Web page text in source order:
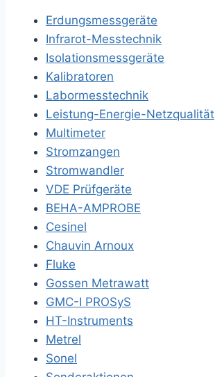
Erdungsmessgeräte
Infrarot-Messtechnik
Isolationsmessgeräte
Kalibratoren
Labormesstechnik
Leistung-Energie-Netzqualität
Multimeter
Stromzangen
Stromwandler
VDE Prüfgeräte
BEHA-AMPROBE
Cesinel
Chauvin Arnoux
Fluke
Gossen Metrawatt
GMC-I PROSyS
HT-Instruments
Metrel
Sonel